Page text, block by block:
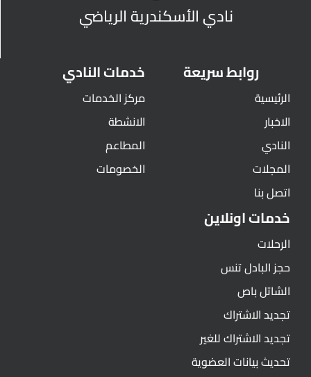
نادي الأسكندرية الرياضي
روابط سريعة
الرئيسية
الاخبار
النادي
المجلات
اتصل بنا
خدمات النادي
مركز الخدمات
الانشطة
المطاعم
الخصومات
خدمات اونلاين
الرحلات
حجز البادل تنس
الشاتل باص
تجديد الاشتراك
تجديد الاشتراك للغير
تحديث بيانات العضوية